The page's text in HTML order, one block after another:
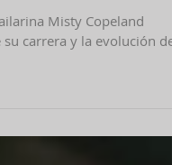
Misty Copeland
carrera y la evolución del